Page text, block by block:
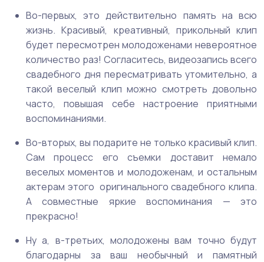
Во-первых, это действительно память на всю
жизнь. Красивый, креативный, прикольный клип
будет пересмотрен молодоженами невероятное
количество раз! Согласитесь, видеозапись всего
свадебного дня пересматривать утомительно, а
такой веселый клип можно смотреть довольно
часто, повышая себе настроение приятными
воспоминаниями.
Во-вторых, вы подарите не только красивый клип.
Сам процесс его съемки доставит немало
веселых моментов и молодоженам, и остальным
актерам этого оригинального свадебного клипа.
А совместные яркие воспоминания — это
прекрасно!
Ну а, в-третьих, молодожены вам точно будут
благодарны за ваш необычный и памятный